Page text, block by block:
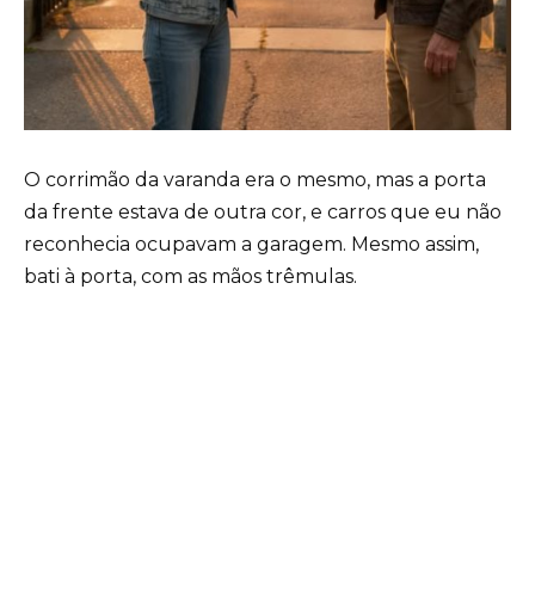
O corrimão da varanda era o mesmo, mas a porta
da frente estava de outra cor, e carros que eu não
reconhecia ocupavam a garagem. Mesmo assim,
bati à porta, com as mãos trêmulas.